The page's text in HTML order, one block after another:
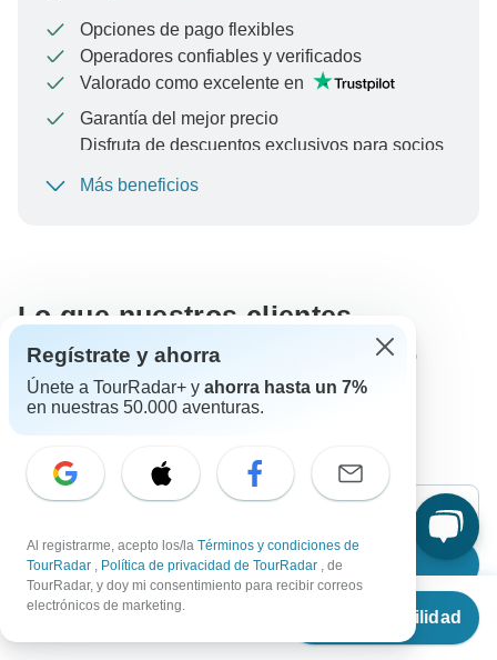
Desde
Ver disponibilidad
Opciones de pago flexibles
Operadores confiables y verificados
Valorado como excelente en
Garantía del mejor precio
Disfruta de descuentos exclusivos para socios
Más beneficios
Lo que nuestros clientes
preguntan sobre este circuito
Traducido automáticamente.Ver en el idioma original
Buscar
El contenido de nuestra sección de Preguntas frecuentes
Regístrate y ahorra
Únete a TourRadar+ y ahorra hasta un 7%
en nuestras 50.000 aventuras.
Al registrarme, acepto los/la Términos y condiciones de
TourRadar , Política de privacidad de TourRadar , de
TourRadar, y doy mi consentimiento para recibir correos
electrónicos de marketing.